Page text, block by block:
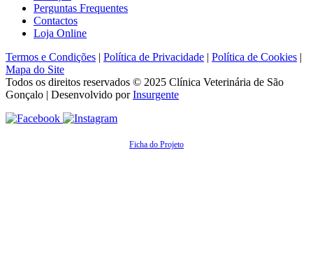
Perguntas Frequentes
Contactos
Loja Online
Termos e Condições | Política de Privacidade | Política de Cookies |
Mapa do Site
Todos os direitos reservados © 2025 Clínica Veterinária de São
Gonçalo | Desenvolvido porInsurgente
Ficha do Projeto